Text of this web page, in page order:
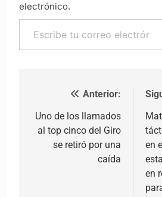
electrónico.
Escribe tu correo electrónico…
Navegación de
Anterior:
Uno de los llamados
al top cinco del Giro
se retiró por una
caída
en
en